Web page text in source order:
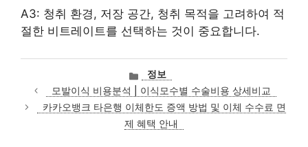
A3: 청취 환경, 저장 공간, 청취 목적을 고려하여 적
절한 비트레이트를 선택하는 것이 중요합니다.
카
테
고
리
정보
모발이식 비용분석 | 이식모수별 수술비용 상세비교
카카오뱅크 타은행 이체한도 증액 방법 및 이체 수수료 면
제 혜택 안내